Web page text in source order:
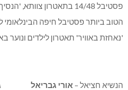
פסטיבל 14/48 בתאטרון
'נאחזת באוויר' תאטרון לילדים ונוער
הנשיא חציאל – אורי גבריאל